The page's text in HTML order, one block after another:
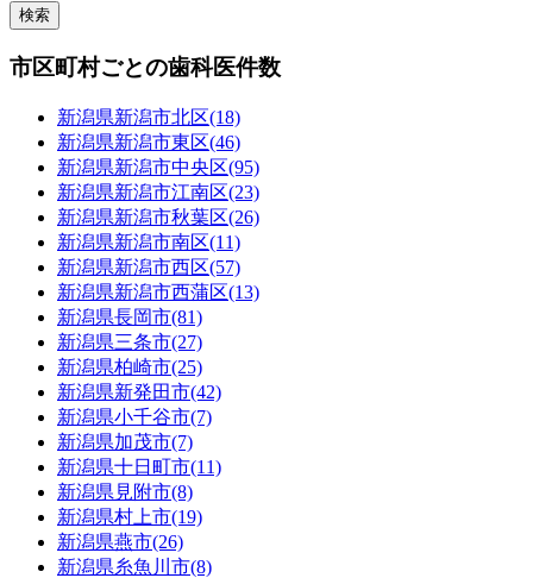
検索
市区町村ごとの歯科医件数
新潟県新潟市北区(18)
新潟県新潟市東区(46)
新潟県新潟市中央区(95)
新潟県新潟市江南区(23)
新潟県新潟市秋葉区(26)
新潟県新潟市南区(11)
新潟県新潟市西区(57)
新潟県新潟市西蒲区(13)
新潟県長岡市(81)
新潟県三条市(27)
新潟県柏崎市(25)
新潟県新発田市(42)
新潟県小千谷市(7)
新潟県加茂市(7)
新潟県十日町市(11)
新潟県 見附市(8)
新潟県村上市(19)
新潟県燕市(26)
新潟県糸魚川市(8)